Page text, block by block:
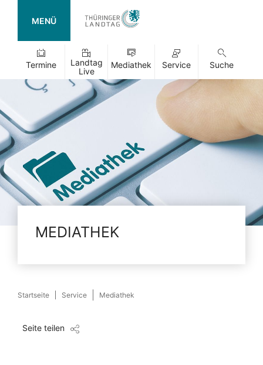
MENÜ
Termine
Landtag
Live
Mediathek Service Suche
MEDIATHEK
Startseite Service Mediathek
Seite teilen